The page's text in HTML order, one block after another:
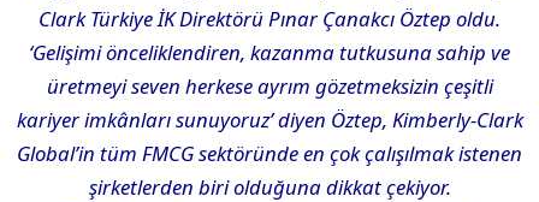
Clark Türkiye İK Direktörü Pınar Çanakcı Öztep oldu.
‘Gelişimi önceliklendiren, kazanma tutkusuna sahip ve
üretmeyi seven herkese ayrım gözetmeksizin çeşitli
kariyer imkânları sunuyoruz’ diyen Öztep, Kimberly-Clark
Global’in tüm FMCG sektöründe en çok çalışılmak istenen
şirketlerden biri olduğuna dikkat çekiyor.